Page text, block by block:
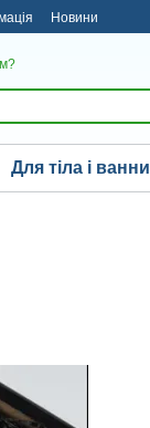
Новини
Для тіла і ванни